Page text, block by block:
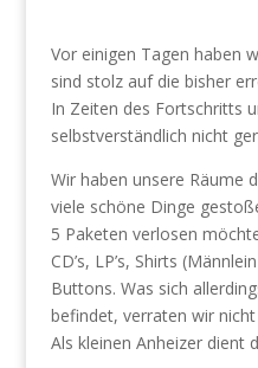
Vor einigen Tagen haben
sind stolz auf die bisher
In Zeiten des Fortschritts
selbstverständlich nicht
Wir haben unsere Räume
viele schöne Dinge
5 Paketen verlosen
CD’s, LP’s, Shirts
Buttons. Was sich
befindet, verraten wir
Als kleinen Anheizer dient